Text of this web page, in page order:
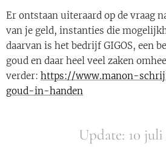
Er ontstaan uiteraard op de vraag
van je geld, instanties die
daarvan is het bedrijf GIGOS, een
goud en daar heel veel zaken
verder: https://www.manon-
goud-in-handen
Update: 10 juli